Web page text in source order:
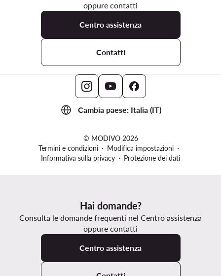
oppure contatti
Centro assistenza
Contatti
Cambia paese: Italia (IT)
© MODIVO 2026
Termini e condizioni
Modifica impostazioni
Informativa sulla privacy
Protezione dei dati
Hai domande?
Consulta le domande frequenti nel Centro assistenza
oppure contatti
Centro assistenza